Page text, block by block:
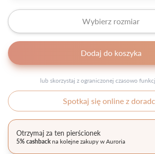
Wybierz rozmiar
Dodaj do koszyka
lub skorzystaj z ograniczonej czasowo
Spotkaj się online z
Otrzymaj za ten pierścionek
5% cashbackna kolejne zakupy w Auroria